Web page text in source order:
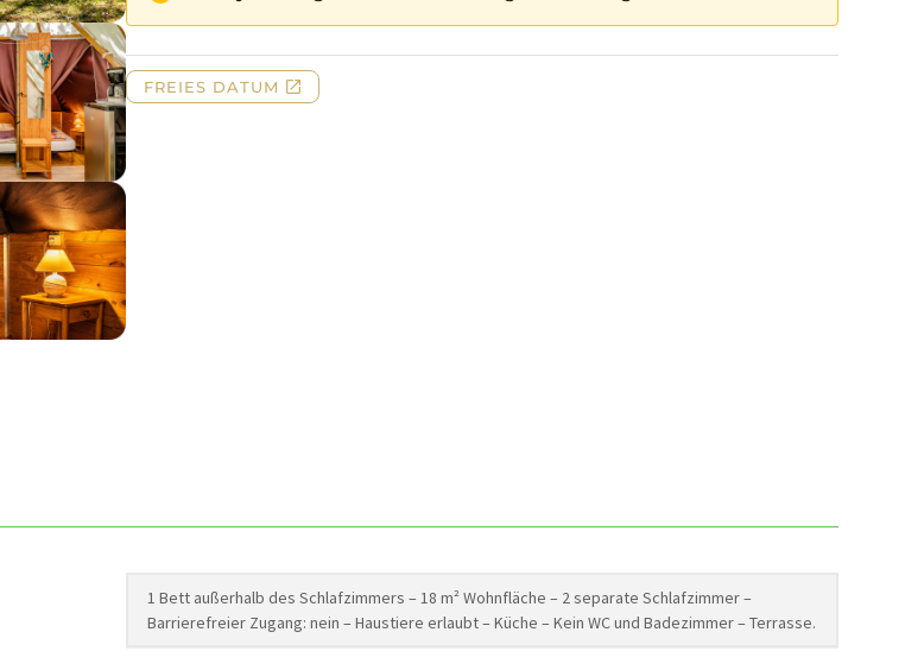
1 Bett außerhalb des Schlafzimmers – 18 m² Wohnfläche – 2 separate Schlafzimmer –
Barrierefreier Zugang: nein – Haustiere erlaubt – Küche – Kein WC und Badezimmer – Terrasse.